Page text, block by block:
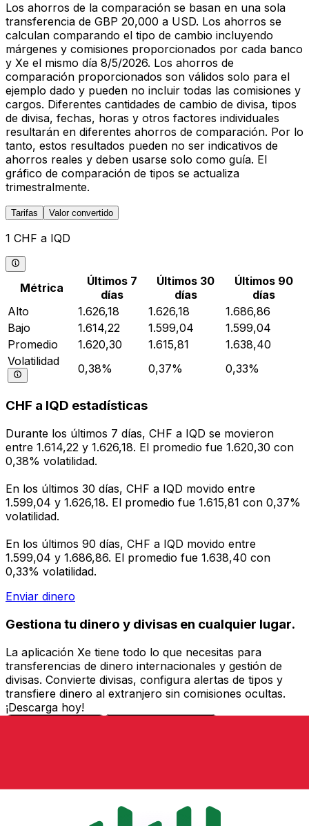
Los ahorros de la comparación se basan en una sola
transferencia de GBP 20,000 a USD. Los ahorros se
calculan comparando el tipo de cambio incluyendo
márgenes y comisiones proporcionados por cada banco
y Xe el mismo día 8/5/2026. Los ahorros de
comparación proporcionados son válidos solo para el
ejemplo dado y pueden no incluir todas las comisiones y
cargos. Diferentes cantidades de cambio de divisa, tipos
de divisa, fechas, horas y otros factores individuales
resultarán en diferentes ahorros de comparación. Por lo
tanto, estos resultados pueden no ser indicativos de
ahorros reales y deben usarse solo como guía. El
gráfico de comparación de tipos se actualiza
trimestralmente.
Tarifas Valor convertido
1 CHF a IQD
Métrica
Últimos 7
días
Últimos 30
días
Últimos 90
días
Alto
1.626,18 1.626,18
1.686,86
Bajo
1.614,22 1.599,04
1.599,04
Promedio
1.620,30 1.615,81
1.638,40
Volatilidad
0,38% 0,37% 0,33%
CHF a IQD estadísticas
Durante los últimos 7 días, CHF a IQD se movieron
entre 1.614,22 y 1.626,18. El promedio fue 1.620,30 con
0,38% volatilidad.
En los últimos 30 días, CHF a IQD movido entre
1.599,04 y 1.626,18. El promedio fue 1.615,81 con 0,37%
volatilidad.
En los últimos 90 días, CHF a IQD movido entre
1.599,04 y 1.686,86. El promedio fue 1.638,40 con
0,33% volatilidad.
Enviar dinero
Gestiona tu dinero y divisas en cualquier lugar.
La aplicación Xe tiene todo lo que necesitas para
transferencias de dinero internacionales y gestión de
divisas. Convierte divisas, configura alertas de tipos y
transfiere dinero al extranjero sin comisiones ocultas.
¡Descarga hoy!